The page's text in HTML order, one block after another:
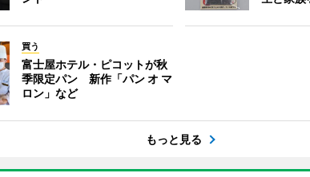
買う
富士屋ホテル・ピコットが秋
季限定パン 新作「パン オ マ
ロン」など
もっと見る